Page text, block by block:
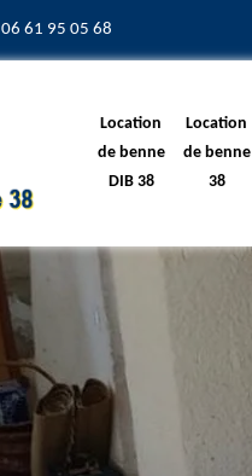
06 61 95 05 68
Location
de benne
DIB 38
Location
de benne
38